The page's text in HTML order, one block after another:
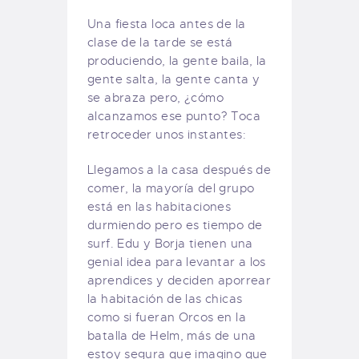
Una fiesta loca antes de la
clase de la tarde se está
produciendo, la gente baila, la
gente salta, la gente canta y
se abraza pero, ¿cómo
alcanzamos ese punto? Toca
retroceder unos instantes:
Llegamos a la casa después de
comer, la mayoría del grupo
está en las habitaciones
durmiendo pero es tiempo de
surf. Edu y Borja tienen una
genial idea para levantar a los
aprendices y deciden aporrear
la habitación de las chicas
como si fueran Orcos en la
batalla de Helm, más de una
estoy segura que imagino que